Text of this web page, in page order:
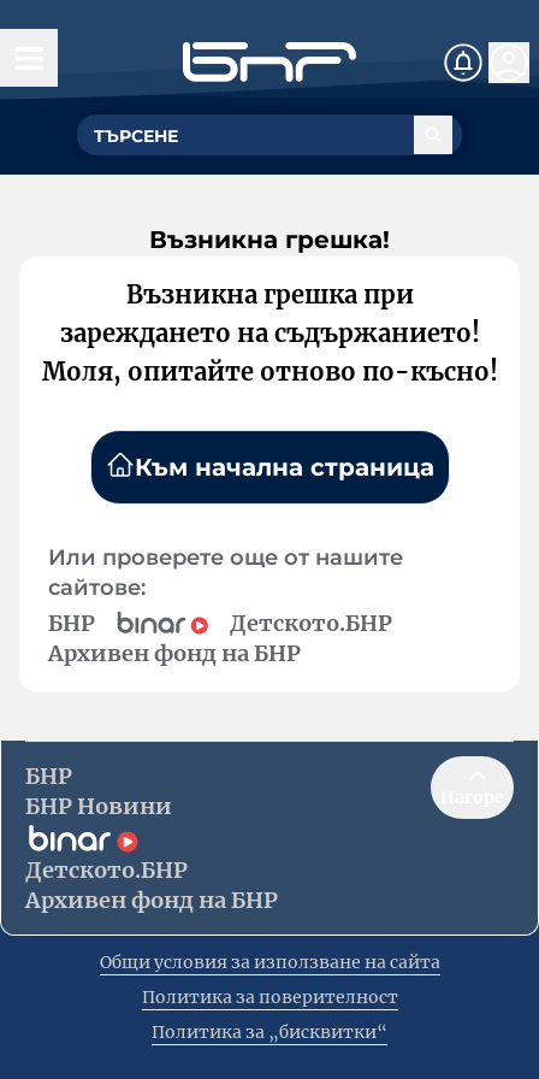
Възникна грешка!
Възникна грешка при
зареждането на съдържанието!
Моля, опитайте отново по-късно!
Към начална страница
Или проверете още от нашите
сайтове:
БНР
Детското.БНР
Архивен фонд на БНР
БНР
БНР Новини
Детското.БНР
Архивен фонд на БНР
Общи условия за използване на сайта
Политика за поверителност
Политика за „бисквитки“